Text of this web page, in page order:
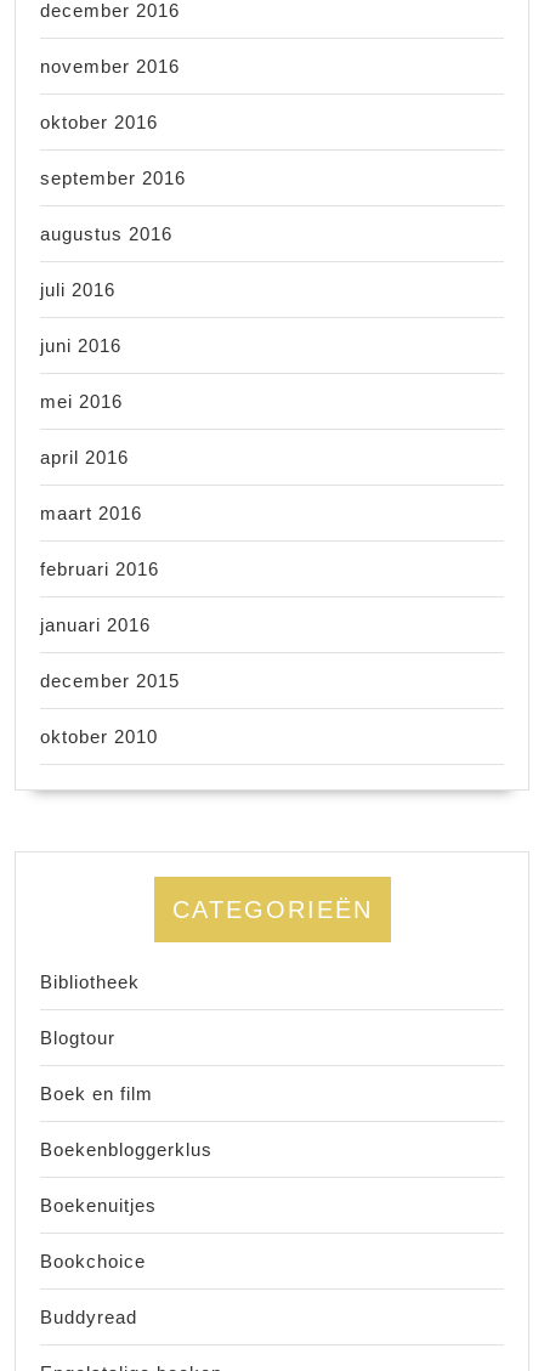
december 2016
november 2016
oktober 2016
september 2016
augustus 2016
juli 2016
juni 2016
mei 2016
april 2016
maart 2016
februari 2016
januari 2016
december 2015
oktober 2010
CATEGORIEËN
Bibliotheek
Blogtour
Boek en film
Boekenbloggerklus
Boekenuitjes
Bookchoice
Buddyread